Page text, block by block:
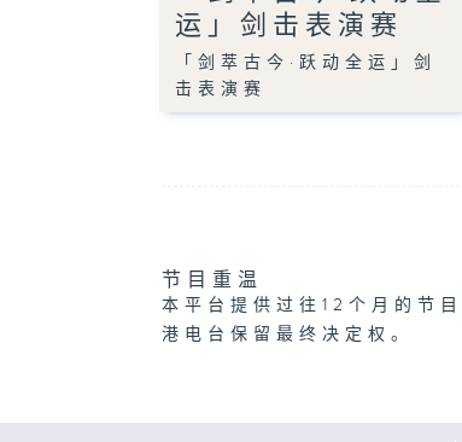
运」剑击表演赛
「剑萃古今·跃动全运」剑
击表演赛
节目重温
本平台提供过往12个月的节
港电台保留最终决定权。